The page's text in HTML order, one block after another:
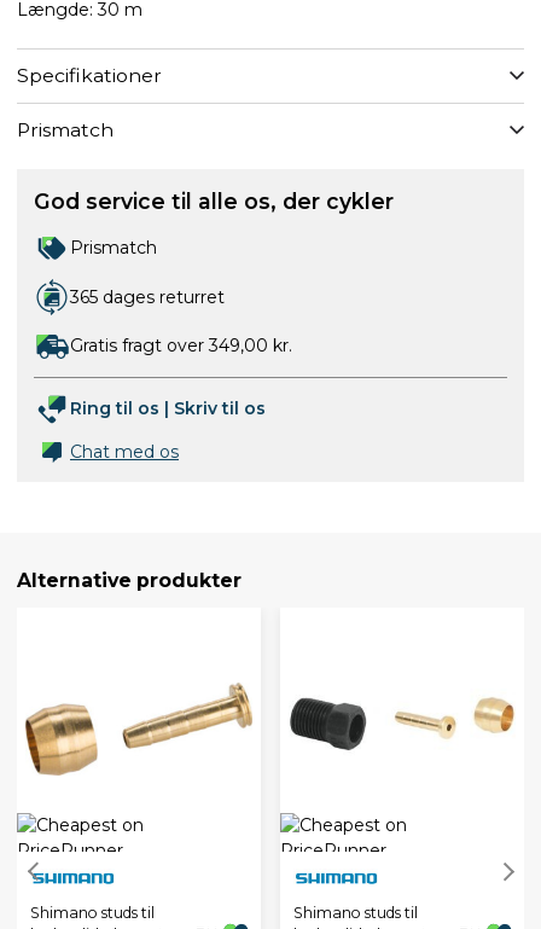
Længde: 30 m
Specifikationer
Prismatch
God service til alle os, der cykler
Prismatch
365 dages returret
Gratis fragt over 349,00 kr.
Ring til os | Skriv til os
Chat med os
Alternative produkter
Shimano studs til
Shimano studs til